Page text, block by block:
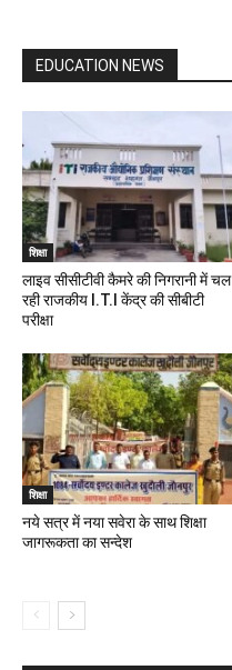
EDUCATION NEWS
शिक्षा
लाइव सीसीटीवी कैमरे की निगरानी में चल
रही राजकीय I.T.I केंद्र की सीबीटी
परीक्षा
शिक्षा
नये सत्र में नया सवेरा के साथ शिक्षा
जागरूकता का सन्देश